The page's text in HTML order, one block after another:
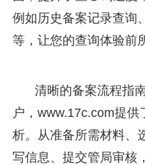
例如历史备案记录查询
等，让您的查询体验前
清晰的备案流程指
户，www.17c.com提
析。从准备所需材料、
写信息、提交管局审核